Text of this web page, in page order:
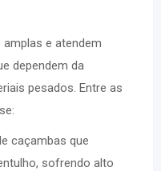
e atendem
dependem da
pesados. Entre as
caçambas que
sofrendo alto